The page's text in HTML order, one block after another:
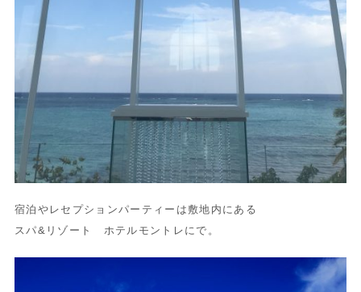
宿泊やレセプションパーティーは敷地内にある
スパ&リゾート ホテルモントレにで。